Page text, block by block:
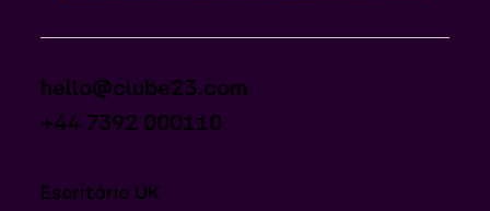
hello@clube23.com
+44 7392 000110
Escritório UK